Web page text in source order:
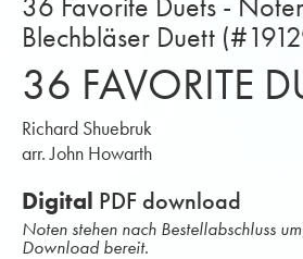
36 Favorite Duets -
Blechbläser Duett
36 FAVORITE
Richard Shuebruk
arr. John Howarth
Digital PDF download
Noten stehen nach Bestellabschluss
Download bereit.